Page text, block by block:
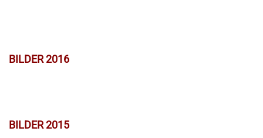
BILDER 2016
BILDER 2015